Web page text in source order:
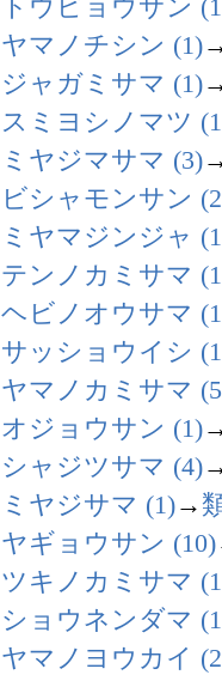
トウビョウサン
ヤマノチシン (1)
ジャガミサマ (1)
スミヨシノマツ
ミヤジマサマ (3)
ビシャモンサン
ミヤマジンジャ
テンノカミサマ
ヘビノオウサマ
サッショウイシ
ヤマノカミサマ
オジョウサン (1)
シャジツサマ (4)
ミヤジサマ (1)→
ヤギョウサン (10)
ツキノカミサマ
ショウネンダマ
ヤマノヨウカイ